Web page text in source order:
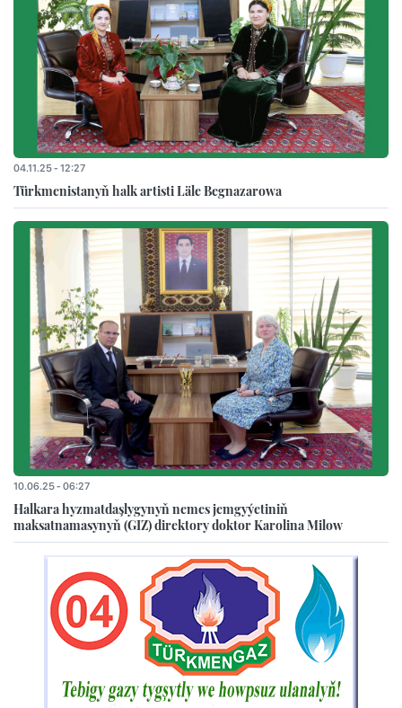
04.11.25 - 12:27
Türkmenistanyň halk artisti Läle Begnazarowa
10.06.25 - 06:27
Halkara hyzmatdaşlygynyň nemes jemgyýetiniň
maksatnamasynyň (GIZ) direktory doktor Karolina Milow